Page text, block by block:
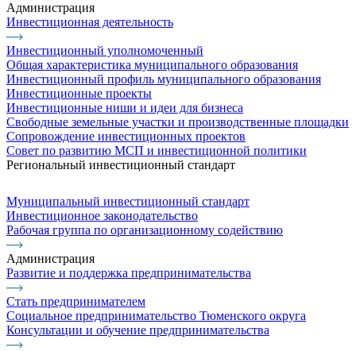
Администрация
Инвестиционная деятельность
Инвестиционный уполномоченный
Общая характеристика муниципального образования
Инвестиционный профиль муниципального образования
Инвестиционные проекты
Инвестиционные ниши и идеи для бизнеса
Свободные земельные участки и производственные площадки
Сопровождение инвестиционных проектов
Совет по развитию МСП и инвестиционной политики
Региональный инвестиционный стандарт
Муниципальный инвестиционный стандарт
Инвестиционное законодательство
Рабочая группа по организационному содействию
Администрация
Развитие и поддержка предпринимательства
Стать предпринимателем
Социальное предпринимательство Тюменского округа
Консультации и обучение предпринимательства